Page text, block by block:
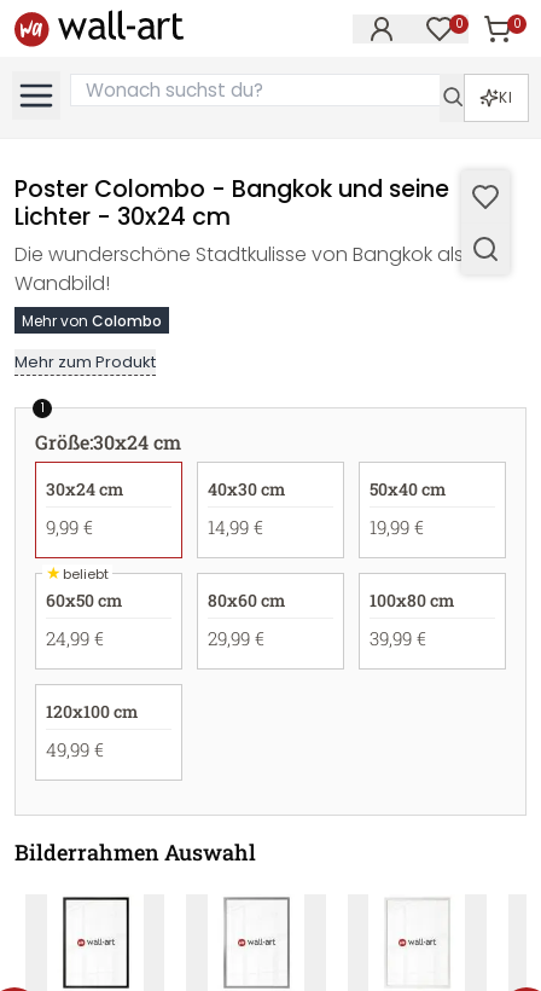
0 0
KI
Poster Colombo - Bangkok und seine
Lichter - 30x24 cm
Die wunderschöne Stadtkulisse von Bangkok als
Wandbild!
Mehr von Colombo
Mehr zum Produkt
1
Größe:30x24 cm
30x24 cm
9,99 €
40x30 cm
14,99 €
50x40 cm
19,99 €
★beliebt
60x50 cm
24,99 €
80x60 cm
29,99 €
100x80 cm
39,99 €
120x100 cm
49,99 €
Bilderrahmen Auswahl